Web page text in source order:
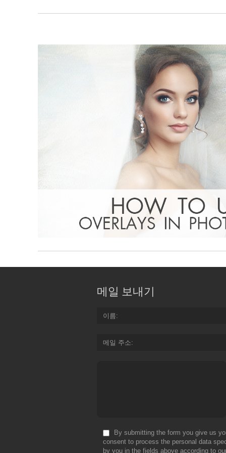
메일 보내기
이름
메일 주소
By submitting the form you give us
consent to process the personal data
by you in the fields above according to